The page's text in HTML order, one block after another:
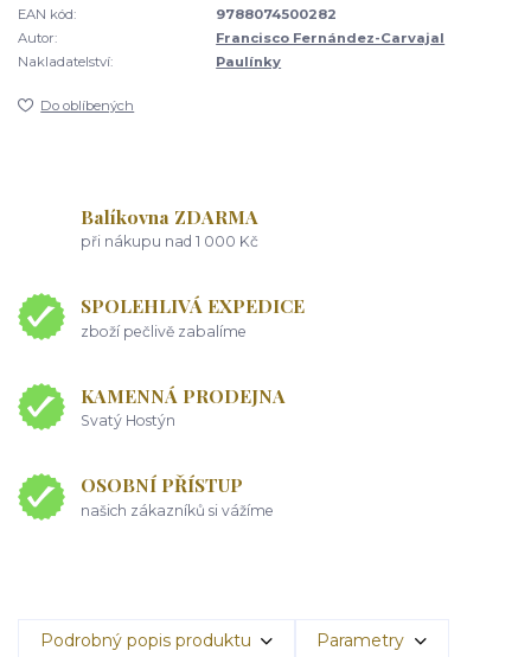
EAN kód:
9788074500282
Autor:
Francisco Fernández-Carvajal
Nakladatelství:
Paulínky
Do oblíbených
Balíkovna ZDARMA
při nákupu nad 1 000 Kč
SPOLEHLIVÁ EXPEDICE
zboží pečlivě zabalíme
KAMENNÁ PRODEJNA
Svatý Hostýn
OSOBNÍ PŘÍSTUP
našich zákazníků si vážíme
Podrobný popis produktu Parametry